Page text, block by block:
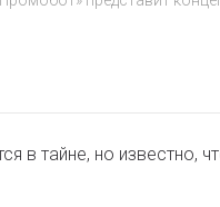
в тайне, но известно,